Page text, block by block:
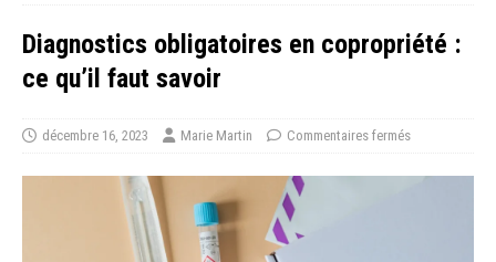
Diagnostics obligatoires en copropriété :
ce qu’il faut savoir
décembre 16, 2023 Marie Martin Commentaires fermés